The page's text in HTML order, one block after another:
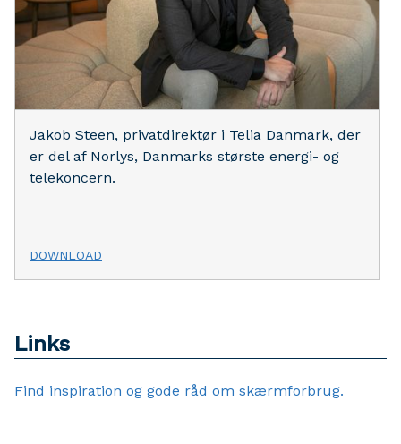
Jakob Steen, privatdirektør i Telia Danmark, der
er del af Norlys, Danmarks største energi- og
telekoncern.
DOWNLOAD
Links
Find inspiration og gode råd om skærmforbrug.